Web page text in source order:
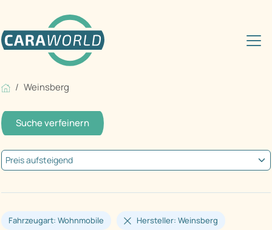
Weinsberg
Suche verfeinern
Fahrzeugart: Wohnmobile Hersteller: Weinsberg